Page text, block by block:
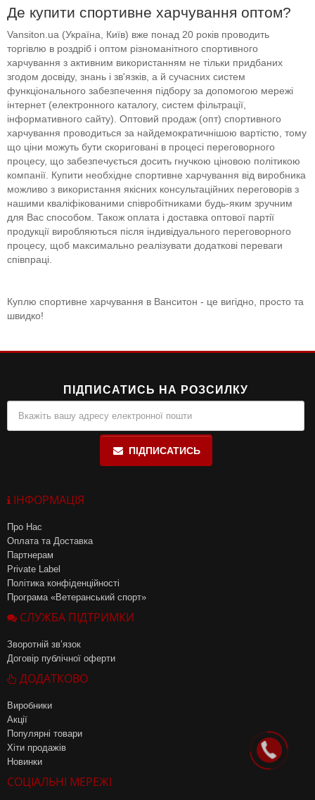
Де купити спортивне харчування оптом?
Vansiton.ua (Україна, Київ) вже понад 20 років проводить
торгівлю в роздріб і оптом різноманітного спортивного
харчування з активним використанням не тільки придбаних
згодом досвіду, знань і зв'язків, а й сучасних систем
функціонального забезпечення підбору за допомогою мережі
інтернет (електронного каталогу, систем фільтрації,
інформативного сайту). Оптовий продаж (опт) спортивного
харчування проводиться за найдемократичнішою вартістю, тому
що ціни можуть бути скориговані в процесі переговорного
процесу, що забезпечується досить гнучкою ціновою політикою
компанії. Купити необхідне спортивне харчування від виробника
можливо з використання якісних консультаційних переговорів з
нашими кваліфікованими співробітниками будь-яким зручним
для Вас способом. Також оплата і доставка оптової партії
продукції виробляються після індивідуального переговорного
процесу, щоб максимально реалізувати додаткові переваги
співпраці.
Куплю спортивне харчування в Ванситон - це вигідно, просто та
швидко!
ПІДПИСАТИСЬ НА РОЗСИЛКУ
ПІДПИСАТИСЬ
ІНФОРМАЦІЯ
Про Нас
Оплата та Доставка
Партнерам
Private Label
Політика конфіденційності
Програма «Ветеранський спорт»
СЛУЖБА ПІДТРИМКИ
Зворотній зв’язок
Договір публічної оферти
ДОДАТКОВО
Виробники
Акції
Популярні товари
Хіти продажів
Новинки
СОЦІАЛЬНІ МЕРЕЖІ